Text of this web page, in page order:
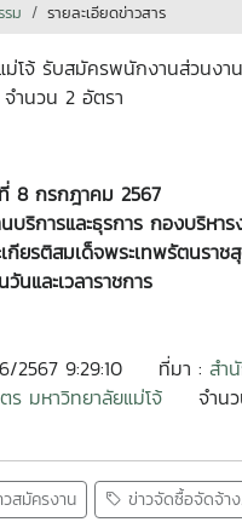
รม รายละเอียดข่าวสาร
ม่โจ้ รับสมัครพนักงานส่วนงา
ำนวน 2 อัตรา
8 กรกฎาคม 2567
ริการและธุรการ กองบริหาร
กียรติสมเด็จพระเทพรัตนราช
นและเวลาราชการ
2567 9:29:10 ที่มา : สำ
ร มหาวิทยาลัยแม่โจ้
จำน
วสมัครงาน ข่าวจัดซื้อจัดจ้า